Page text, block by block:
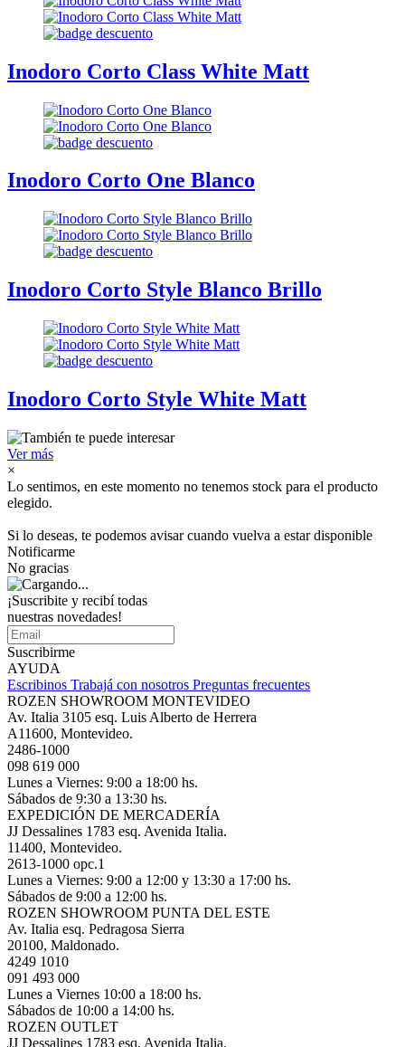
Inodoro Corto Class White Matt
Inodoro Corto One Blanco
Inodoro Corto Style Blanco Brillo
Inodoro Corto Style White Matt
Ver más
×
Lo sentimos, en este momento no tenemos stock para el producto
elegido.
Si lo deseas, te podemos avisar cuando vuelva a estar disponible
Notificarme
No gracias
¡Suscribite y recibí todas
nuestras novedades!
Suscribirme
AYUDA
Escribinos Trabajá con nosotros Preguntas frecuentes
ROZEN SHOWROOM MONTEVIDEO
Av. Italia 3105 esq. Luis Alberto de Herrera
A11600, Montevideo.
2486-1000
098 619 000
Lunes a Viernes: 9:00 a 18:00 hs.
Sábados de 9:30 a 13:30 hs.
EXPEDICIÓN DE MERCADERÍA
JJ Dessalines 1783 esq. Avenida Italia.
11400, Montevideo.
2613-1000 opc.1
Lunes a Viernes: 9:00 a 12:00 y 13:30 a 17:00 hs.
Sábados de 9:00 a 12:00 hs.
ROZEN SHOWROOM PUNTA DEL ESTE
Av. Italia esq. Pedragosa Sierra
20100, Maldonado.
4249 1010
091 493 000
Lunes a Viernes 10:00 a 18:00 hs.
Sábados de 10:00 a 14:00 hs.
ROZEN OUTLET
JJ Dessalines 1783 esq. Avenida Italia.